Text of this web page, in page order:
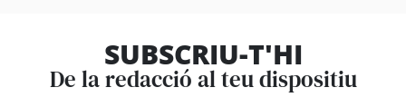
SUBSCRIU-T'HI
De la redacció al teu dispositiu